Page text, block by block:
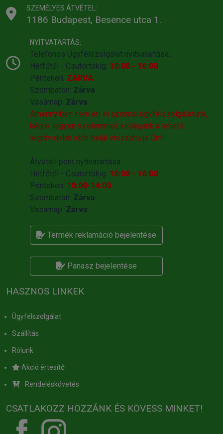
SZEMÉLYES ÁTVÉTEL:
1186 Budapest, Besence utca 1.
NYITVATARTÁS:
Telefonos Ügyfélszolgálat nyitvatartása:
Hétfőtől - Csütörtökig: 10:00 - 16:00
Pénteken: ZÁRVA
Szombaton: Zárva
Vasárnap: Zárva
Amennyiben nem éri el azonnal ügyfélszolgálatunk,
kérjük legyen türelemmel, kollégánk a lehető
legrövidebb időn belül visszahivja Önt!
Átvételi pont nyitvatartása:
Hétfőtől - Csütörtökig: 10:00 - 16:00
Pénteken: 10:00-14:00
Szombaton: Zárva
Vasárnap: Zárva
Termék reklamáció bejelentése
Panasz bejelentése
HASZNOS LINKEK
Ügyfélszolgálat
Szállítás
Rólunk
Akció értesítő
Rendeléskövetés
CSATLAKOZZ HOZZÁNK ÉS KÖVESS MINKET!